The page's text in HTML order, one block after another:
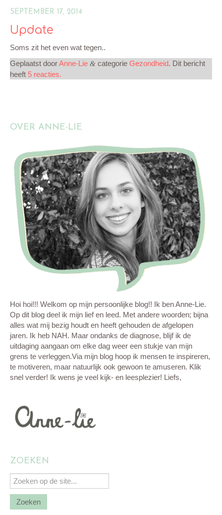
SEPTEMBER 17, 2014
Update
Soms zit het even wat tegen..
Geplaatst doorAnne-Lie & categorie Gezondheid. Dit bericht
heeft 5 reacties.
OVER ANNE-LIE
Hoi hoi!!! Welkom op mijn persoonlijke blog!! Ik ben Anne-Lie.
Op dit blog deel ik mijn lief en leed. Met andere woorden; bijna
alles wat mij bezig houdt en heeft gehouden de afgelopen
jaren. Ik heb NAH. Maar ondanks de diagnose, blijf ik de
uitdaging aangaan om elke dag weer een stukje van mijn
grens te verleggen.Via mijn blog hoop ik mensen te inspireren,
te motiveren, maar natuurlijk ook gewoon te amuseren. Klik
snel verder! Ik wens je veel kijk- en leesplezier! Liefs,
ZOEKEN